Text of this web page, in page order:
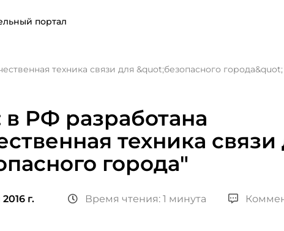
портал
техника связи для &quot;безопасного города&quot;
РФ разработана
техника связи
города"
г. Время чтения: 1 минута